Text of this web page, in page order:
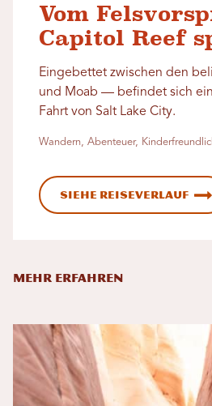
Vom
Capitol Reef
Eingebettet zwischen den
und Moab — befindet sich
Fahrt von Salt Lake City.
Wandern, Abenteuer,
Siehe Reiseverlauf
MEHR ERFAHREN